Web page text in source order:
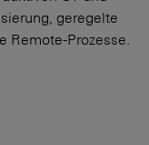
geregelte
Remote-Prozesse.